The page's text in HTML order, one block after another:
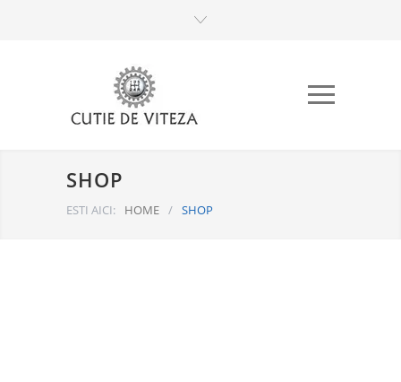
SHOP
ESTI AICI: HOME / SHOP